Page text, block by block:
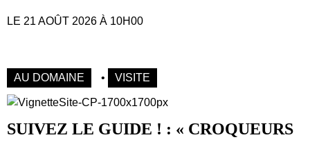
LE 21 AOÛT 2026 À 10H00
AU DOMAINE • VISITE
SUIVEZ LE GUIDE ! : « CROQUEURS